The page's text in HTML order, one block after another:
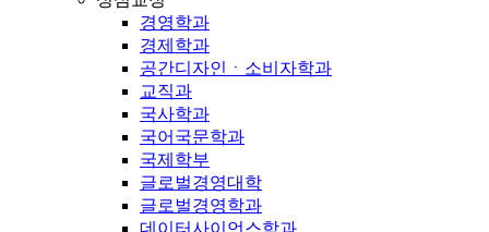
경영학과
경제학과
공간디자인ㆍ소비자학과
교직과
국사학과
국어국문학과
국제학부
글로벌경영대학
글로벌경영학과